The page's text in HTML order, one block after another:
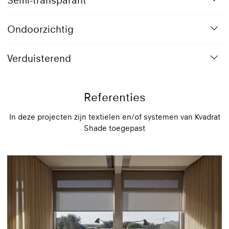
816 Sky
Transparant doek
Ondoorzichtig
Verduisterend
Referenties
In deze projecten zijn textielen en/of systemen van Kvadrat
Shade toegepast